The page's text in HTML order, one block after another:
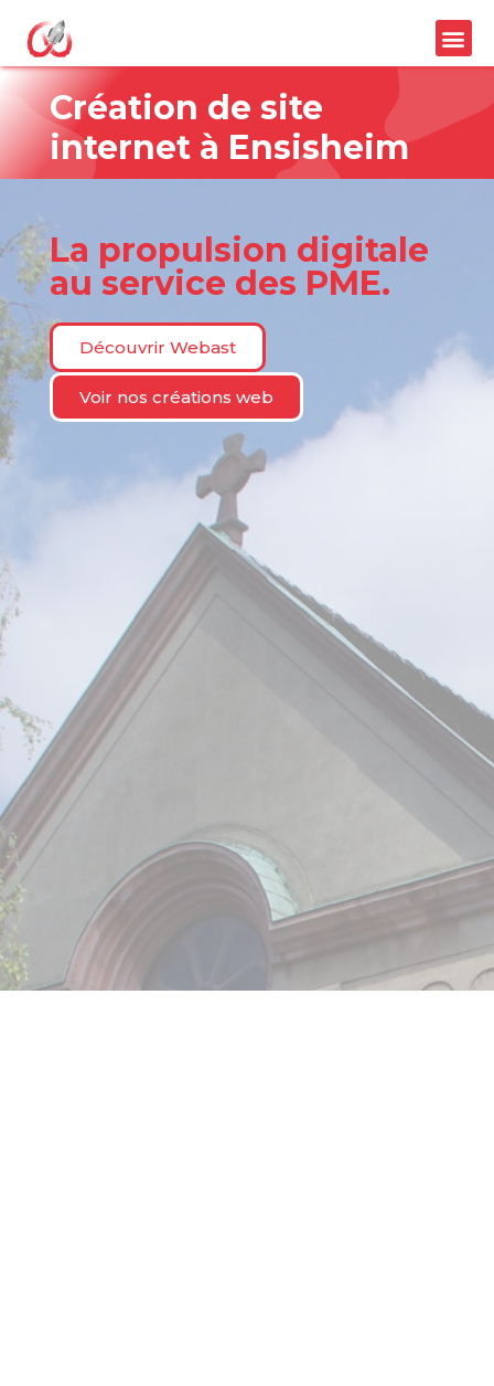
Création de site
internet à Ensisheim
La propulsion digitale
au service des PME.
Découvrir Webast
Voir nos créations web